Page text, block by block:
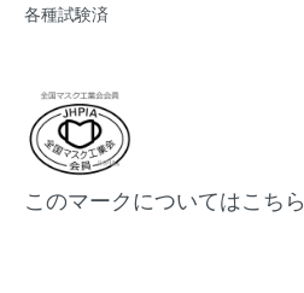
各種試験済
このマークについてはこちら